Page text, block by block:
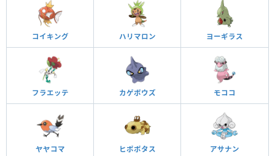
コイキング ハリマロン ヨーギラス
フラエッテ カゲボウズ モココ
ヤヤコマ ヒポポタス アサナン